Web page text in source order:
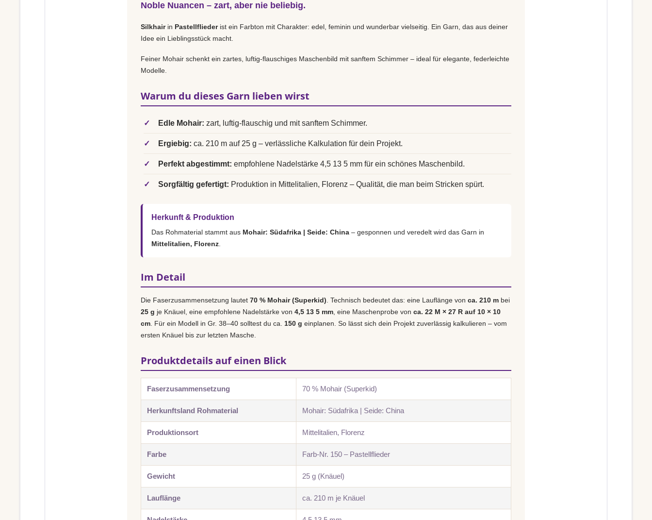
Noble Nuancen – zart, aber nie beliebig.
Silkhairin Pastellfliederist ein Farbton mit Charakter: edel, feminin und wunderbar vielseitig. Ein Garn, das aus deiner
Idee ein Lieblingsstück macht.
Feiner Mohair schenkt ein zartes, luftig-flauschiges Maschenbild mit sanftem Schimmer – ideal für elegante, federleichte
Modelle.
Warum du dieses Garn lieben wirst
✓ Edle Mohair: zart, luftig-flauschig und mit sanftem Schimmer.
✓ Ergiebig: ca. 210 m auf 25 g – verlässliche Kalkulation für dein Projekt.
✓ Perfekt abgestimmt: empfohlene Nadelstärke 4,5 13 5 mm für ein schönes Maschenbild.
✓ Sorgfältig gefertigt: Produktion in Mittelitalien, Florenz – Qualität, die man beim Stricken spürt.
Herkunft & Produktion
Das Rohmaterial stammt aus Mohair: Südafrika | Seide: China – gesponnen und veredelt wird das Garn in
Mittelitalien, Florenz
Im Detail
Die Faserzusammensetzung lautet 70 % Mohair (Superkid) . Technisch bedeutet das: eine Lauflänge von ca. 210 m bei
25 g je Knäuel, eine empfohlene Nadelstärke von 4,5 13 5 mm , eine Maschenprobe von ca. 22 M × 27 R auf 10 × 10
cm . Für ein Modell in Gr. 38–40 solltest du ca. 150 g einplanen. So lässt sich dein Projekt zuverlässig kalkulieren – vom
ersten Knäuel bis zur letzten Masche.
Produktdetails auf einen Blick
Faserzusammensetzung 70 % Mohair (Superkid)
Herkunftsland Rohmaterial Mohair: Südafrika | Seide: China
Produktionsort Mittelitalien, Florenz
Farbe Farb-Nr. 150 – Pastellflieder
Gewicht 25 g (Knäuel)
Lauflänge ca. 210 m je Knäuel